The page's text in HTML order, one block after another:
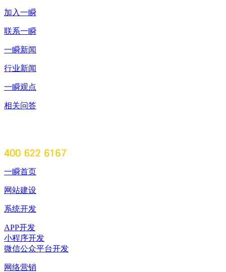
加入一瞬
联系一瞬
一瞬新闻
行业新闻
一瞬观点
相关问答
一瞬首页
网站建设
系统开发
APP开发
小程序开发
微信公众平台开发
网络营销